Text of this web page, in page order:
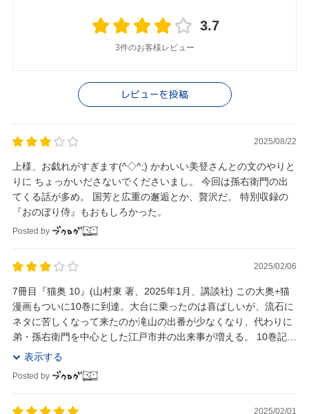
3.7
3件のお客様レビュー
レビューを投稿
2025/08/22
上様、お戯れがすぎます(^◇^;) かわいい美登さんとの文のやりと
りに ちょっかいださないでくださいまし。 今回は孫右衛門の出
てくる話が多め。 国芳と広重の邂逅とか、贅沢だ。 特別収録の
『おのぼり侍』もおもしろかった。
Posted by
2025/02/06
7冊目『猫奥 10』(山村東 著、2025年1月、講談社) この大奥+猫
漫画もついに10巻に到達。大台に乗ったのは喜ばしいが、流石に
ネタに苦しくなって来たのか滝山の出番が少なくなり、代わりに
弟・孫右衛門を中心とした江戸市井の出来事が増える。 10巻記念
として、読切漫画「おのぼり侍...
表示する
Posted by
2025/02/01